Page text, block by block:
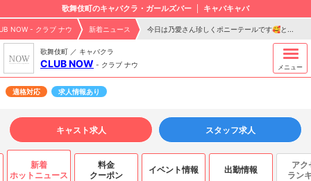
歌舞伎町のキャバクラ・ガールズバー キャバキャバ
NOW - クラブ ナウ 新着ニュース 今日は乃愛さん珍しくポニーテールです🥰と...
歌舞伎町 ／ キャバクラ
CLUB NOW - クラブ ナウ メニュー
適格対応 求人情報あり
キャスト求人 スタッフ求人
新着
ホットニュース
料金
クーポン
イベント情報 出勤情報
アク
ラン